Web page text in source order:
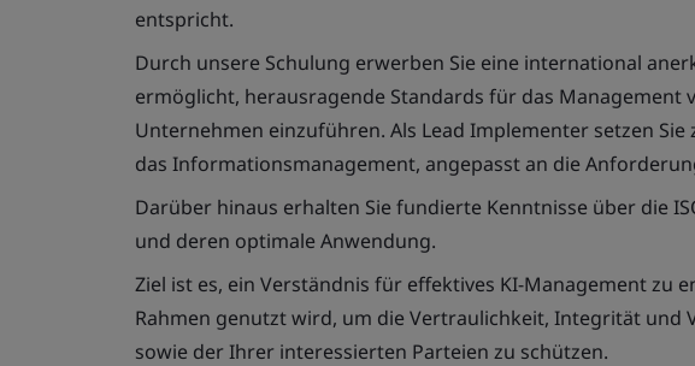
entspricht.
Durch unsere Schulung erwerben Sie eine international
ermöglicht, herausragende Standards für das Management
Unternehmen einzuführen. Als Lead Implementer setzen
das Informationsmanagement, angepasst an die
Darüber hinaus erhalten Sie fundierte Kenntnisse über die
und deren optimale Anwendung.
Ziel ist es, ein Verständnis für effektives KI-Management zu
Rahmen genutzt wird, um die Vertraulichkeit, Integrität
sowie der Ihrer interessierten Parteien zu schützen.